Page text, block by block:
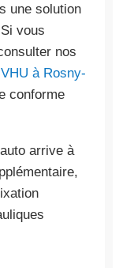
une solution
vous
nos
à Rosny-
conforme
arrive à